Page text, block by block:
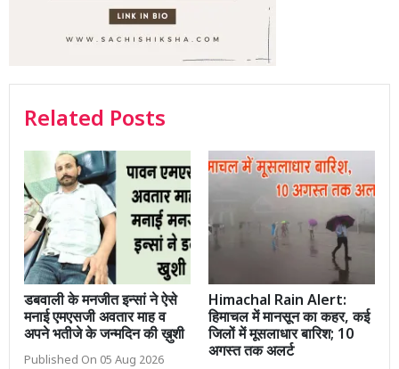
Related Posts
डबवाली के मनजीत इन्सां ने ऐसे
मनाई एमएसजी अवतार माह व
अपने भतीजे के जन्मदिन की ख़ुशी
Published On 05 Aug 2026
Himachal Rain Alert:
हिमाचल में मानसून का कहर, कई
जिलों में मूसलाधार बारिश; 10
अगस्त तक अलर्ट